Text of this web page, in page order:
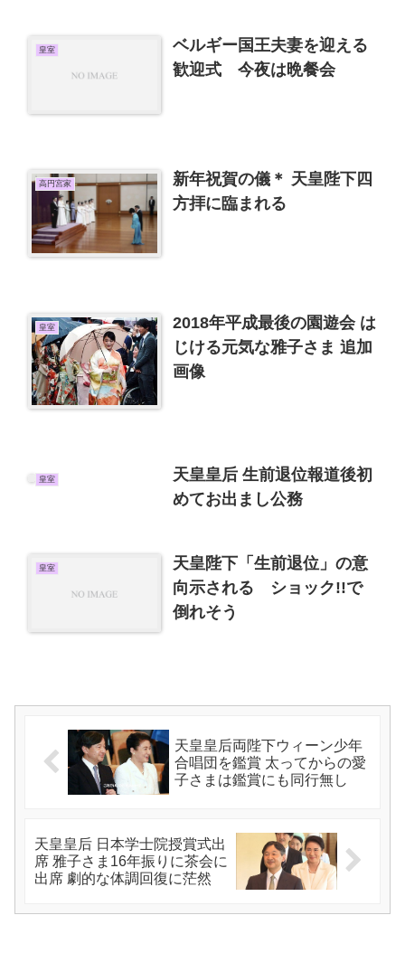
皇室
ベルギー国王夫妻を迎える
歓迎式 今夜は晩餐会
高円宮家
新年祝賀の儀＊ 天皇陛下四
方拝に臨まれる
皇室
2018年平成最後の園遊会 は
じける元気な雅子さま 追加
画像
皇室
天皇皇后 生前退位報道後初
めてお出まし公務
皇室
天皇陛下「生前退位」の意
向示される ショック!!で
倒れそう
天皇皇后両陛下ウィーン少年
合唱団を鑑賞 太ってからの愛
子さまは鑑賞にも同行無し
天皇皇后 日本学士院授賞式出
席 雅子さま16年振りに茶会に
出席 劇的な体調回復に茫然